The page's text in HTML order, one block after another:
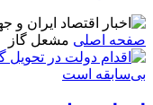
صفحه اصلی مشعل گاز